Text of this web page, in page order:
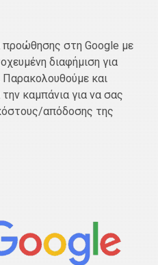
προώθησης στη Google με
διαφήμιση για
Παρακολουθούμε και
καμπάνια για να σας
απόδοσης της